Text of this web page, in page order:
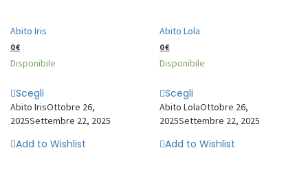
Abito Iris
0€
Disponibile
Scegli
Abito IrisOttobre 26,
2025Settembre 22, 2025
Add to Wishlist
Abito Lola
0€
Disponibile
Scegli
Abito LolaOttobre 26,
2025Settembre 22, 2025
Add to Wishlist